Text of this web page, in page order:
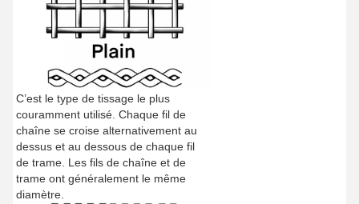
C’est le type de tissage le plus
couramment utilisé. Chaque fil de
chaîne se croise alternativement au
dessus et au dessous de chaque fil
de trame. Les fils de chaîne et de
trame ont généralement le même
diamètre.